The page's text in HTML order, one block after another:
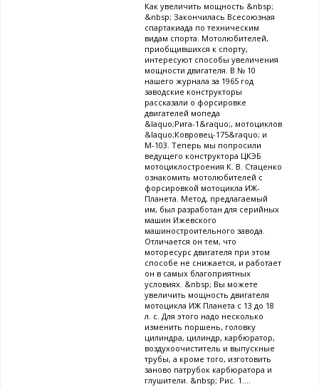
Как увеличить мощность &nbsp;
&nbsp; Закончилась Всесоюзная
спартакиада по техническим
видам спорта. Мотолюбителей,
приобщившихся к спорту,
интересуют способы увеличения
мощности двигателя. В № 10
нашего журнала за 1965 год
заводские конструкторы
рассказали о форсировке
двигателей мопеда
&laquo;Рига-1&raquo;, мотоциклов
&laquo;Ковровец-175&raquo; и
М-103. Теперь мы попросили
ведущего конструктора ЦКЭБ
мотоциклостроения К. В. Стаценко
ознакомить мотолюбителей с
форсировкой мотоцикла ИЖ-
Планета. Метод, предлагаемый
им, был разработан для серийных
машин Ижевского
машиностроительного завода.
Отличается он тем, что
моторесурс двигателя при этом
способе не снижается, и работает
он в самых благоприятных
условиях. &nbsp; Вы можете
увеличить мощность двигателя
мотоцикла ИЖ Планета с 13 до 18
л. с. Для этого надо несколько
изменить поршень, головку
цилиндра, цилиндр, карбюратор,
воздухоочиститель и выпускные
трубы, а кроме того, изготовить
заново патрубок карбюратора и
глушители. &nbsp; Рис. 1....